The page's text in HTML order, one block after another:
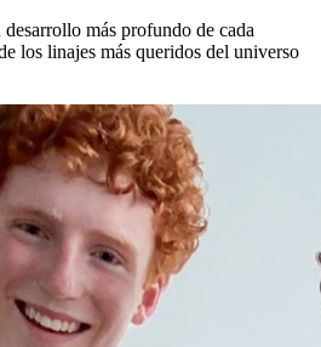
más profundo de cada
los linajes más queridos del universo